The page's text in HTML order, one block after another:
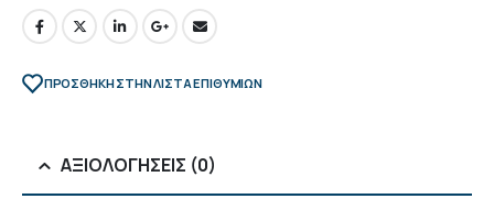
ΠΡΌΣΘΉΚΗ ΣΤΗΝ ΛΊΣΤΑ ΕΠΙΘΥΜΙΏΝ
ΑΞΙΟΛΟΓΉΣΕΙΣ (0)